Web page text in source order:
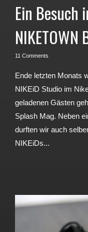
Ein Besuch
NIKETOWN
11 Comments
Ende letzten Monats
NIKEiD Studio im
geladenen Gästen
Splash Mag. Neben
durften wir auch
NIKEiDs...